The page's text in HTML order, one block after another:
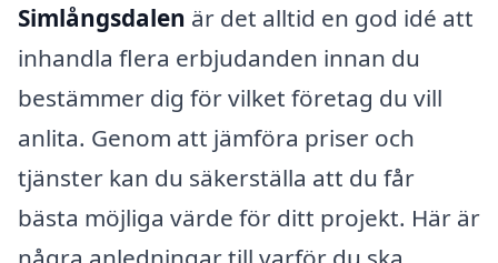
Simlångsdalen är det alltid en god idé att
inhandla flera erbjudanden innan du
bestämmer dig för vilket företag du vill
anlita. Genom att jämföra priser och
tjänster kan du säkerställa att du får
bästa möjliga värde för ditt projekt. Här är